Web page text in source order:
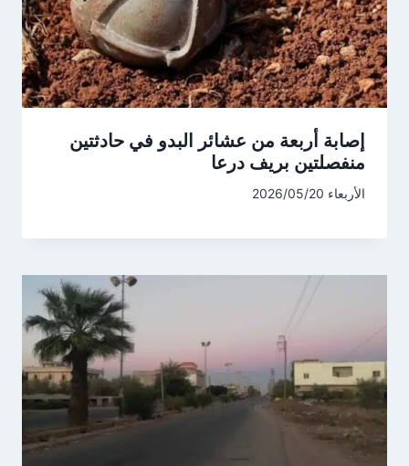
إصابة أربعة من عشائر البدو في حادثتين
منفصلتين بريف درعا
الأربعاء 2026/05/20